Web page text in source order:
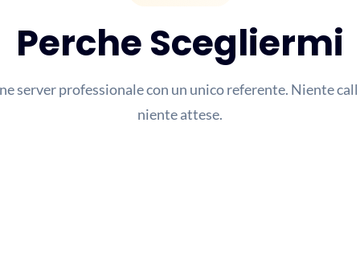
Perche Scegliermi
server professionale con un unico referente. Niente
niente attese.